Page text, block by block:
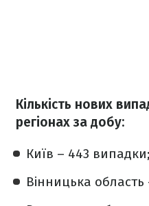
Кількість нових
регіонах за добу:
Київ – 443 випадки;
Вінницька